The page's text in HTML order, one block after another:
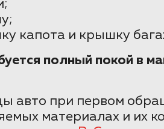
капота и крышку
полный покой в
авто при первом
материалах и их